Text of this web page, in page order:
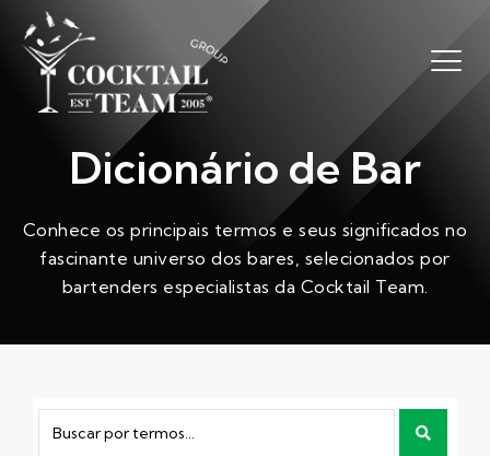
Dicionário de Bar
Conhece os principais termos e seus significados no
fascinante universo dos bares, selecionados por
bartenders especialistas da Cocktail Team.